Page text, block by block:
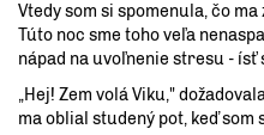
Vtedy som si spomenula, čo
Túto noc sme toho veľa
nápad na uvoľnenie stresu - ísť
„Hej! Zem volá Viku,"
ma oblial studený pot, keď som